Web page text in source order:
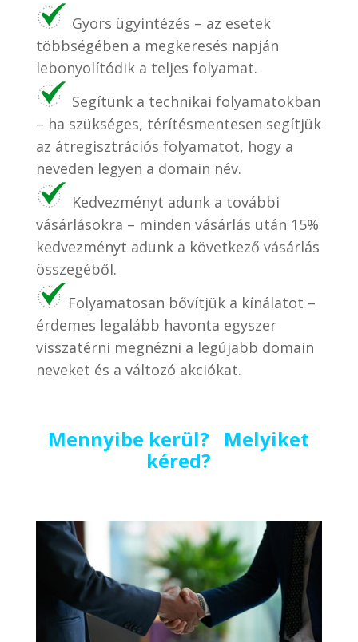
Gyors ügyintézés – az esetek
többségében a megkeresés napján
lebonyolítódik a teljes folyamat.
Segítünk a technikai folyamatokban
– ha szükséges, térítésmentesen segítjük
az átregisztrációs folyamatot, hogy a
neveden legyen a domain név.
Kedvezményt adunk a további
vásárlásokra – minden vásárlás után 15%
kedvezményt adunk a következő vásárlás
összegéből.
Folyamatosan bővítjük a kínálatot –
érdemes legalább havonta egyszer
visszatérni megnézni a legújabb domain
neveket és a változó akciókat.
Mennyibe kerül? Melyiket
kéred?